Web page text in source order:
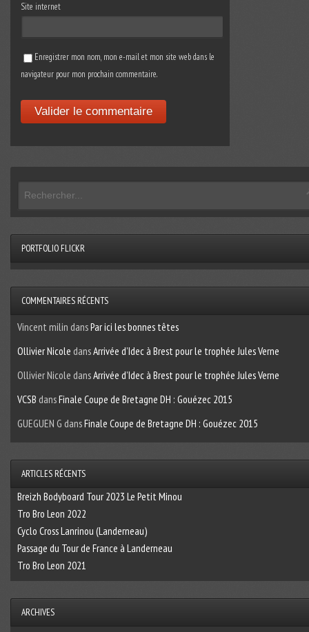
Site internet
Enregistrer mon nom, mon e-mail et mon site web dans le
navigateur pour mon prochain commentaire.
PORTFOLIO FLICKR
COMMENTAIRES RÉCENTS
Vincent milin dansPar ici les bonnes têtes
Ollivier Nicole dansArrivée d’Idec à Brest pour le trophée Jules Verne
Ollivier Nicole dansArrivée d’Idec à Brest pour le trophée Jules Verne
VCSB dansFinale Coupe de Bretagne DH : Gouézec 2015
GUEGUEN G dansFinale Coupe de Bretagne DH : Gouézec 2015
ARTICLES RÉCENTS
Breizh Bodyboard Tour 2023 Le Petit Minou
Tro Bro Leon 2022
Cyclo Cross Lanrinou (Landerneau)
Passage du Tour de France à Landerneau
Tro Bro Leon 2021
ARCHIVES